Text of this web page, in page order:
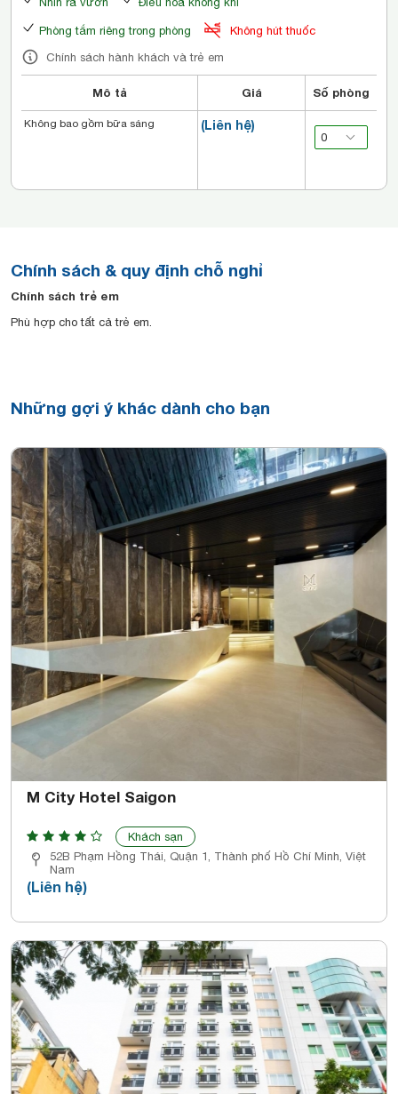
Phòng tắm riêng trong phòng
Không hút thuốc
Chính sách hành khách và trẻ em
Mô tả Giá Số phòng
(Liên hệ)
Không bao gồm bữa sáng
Chính sách & quy định chỗ nghỉ
Chính sách trẻ em
Phù hợp cho tất cả trẻ em.
Những gợi ý khác dành cho bạn
M City Hotel Saigon
Khách sạn
52B Phạm Hồng Thái, Quận 1, Thành phố Hồ Chí Minh, Việt
Nam
(Liên hệ)